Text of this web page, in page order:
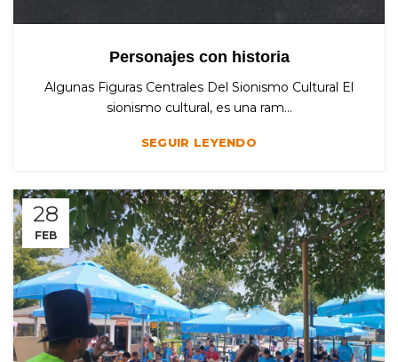
Personajes con historia
Algunas Figuras Centrales Del Sionismo Cultural El
sionismo cultural, es una ram...
SEGUIR LEYENDO
28
FEB